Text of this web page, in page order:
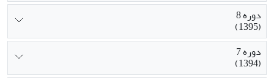
دوره 8
(1395)
دوره 7
(1394)